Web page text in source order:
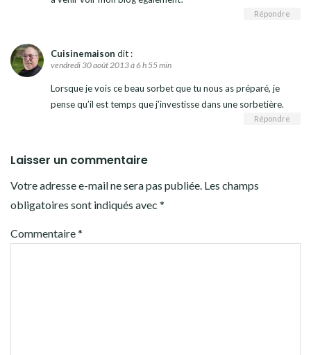
Répondre
Cuisinemaison dit :
vendredi 30 août 2013 à 6 h 55 min
Lorsque je vois ce beau sorbet que tu nous as préparé, je
pense qu’il est temps que j’investisse dans une sorbetière.
Répondre
Laisser un commentaire
Votre adresse e-mail ne sera pas publiée. Les champs
obligatoires sont indiqués avec *
Commentaire*